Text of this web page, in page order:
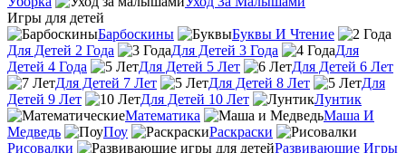
Игры для детей
Барбоскины
Буквы И Чтение
Для Детей 2 Года
Для Детей 3 Года
Для
Детей 4 Года
Для Детей 5 Лет
Для Детей 6 Лет
Для Детей 7 Лет
Для Детей 8 Лет
Для
Детей 9 Лет
Для Детей 10 Лет
Лунтик
Математика
Маша И
Медведь
Поу
Раскраски
Рисовалки
Развивающие Игры